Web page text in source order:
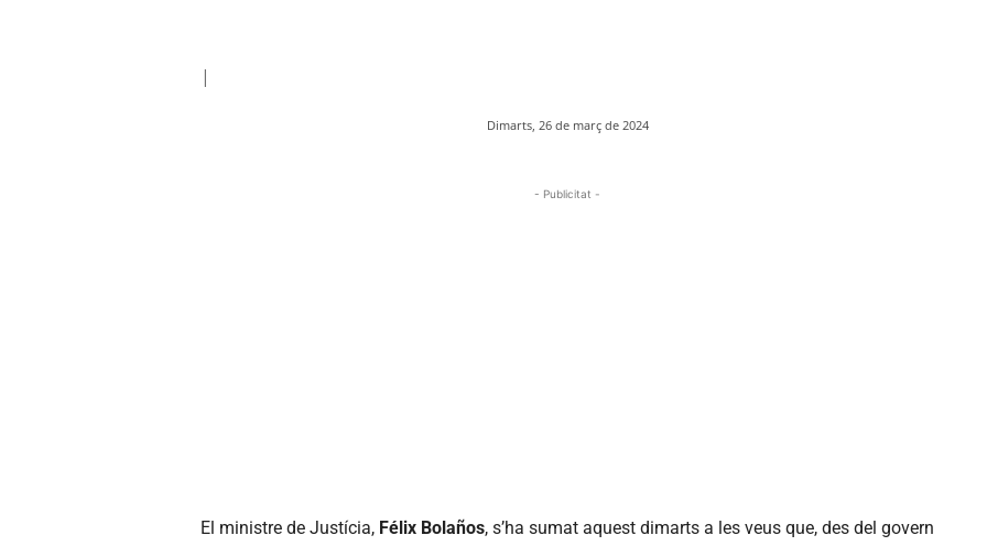
|
Dimarts, 26 de març de 2024
- Publicitat -
El ministre de Justícia, Félix Bolaños, s’ha sumat aquest dimarts a les veus que, des del govern